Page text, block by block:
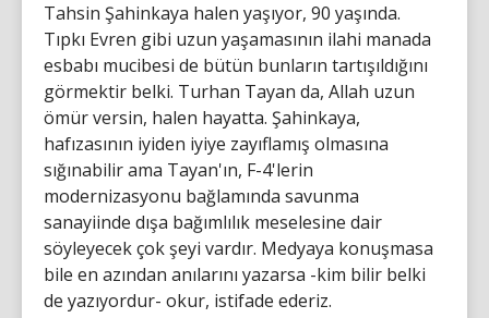
Tahsin Şahinkaya halen yaşıyor, 90 yaşında.
Tıpkı Evren gibi uzun yaşamasının ilahi manada
esbabı mucibesi de bütün bunların tartışıldığını
görmektir belki. Turhan Tayan da, Allah uzun
ömür versin, halen hayatta. Şahinkaya,
hafızasının iyiden iyiye zayıflamış olmasına
sığınabilir ama Tayan'ın, F-4'lerin
modernizasyonu bağlamında savunma
sanayiinde dışa bağımlılık meselesine dair
söyleyecek çok şeyi vardır. Medyaya konuşmasa
bile en azından anılarını yazarsa -kim bilir belki
de yazıyordur- okur, istifade ederiz.